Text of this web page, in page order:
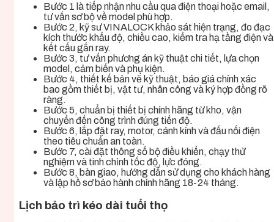
Bước 1 là tiếp nhận nhu cầu qua điện thoại hoặc email,
tư vấn sơ bộ về model phù hợp.
Bước 2, kỹ sư VINALOCK khảo sát hiện trạng, đo đạc
kích thước khẩu độ, chiều cao, kiểm tra hạ tầng điện và
kết cấu gắn ray.
Bước 3, tư vấn phương án kỹ thuật chi tiết, lựa chọn
model, cảm biến và phụ kiện.
Bước 4, thiết kế bản vẽ kỹ thuật, báo giá chính xác
bao gồm thiết bị, vật tư, nhân công và ký hợp đồng rõ
ràng.
Bước 5, chuẩn bị thiết bị chính hãng từ kho, vận
chuyển đến công trình đúng tiến độ.
Bước 6, lắp đặt ray, motor, cánh kính và đấu nối điện
theo tiêu chuẩn an toàn.
Bước 7, cài đặt thông số bộ điều khiển, chạy thử
nghiệm và tinh chỉnh tốc độ, lực đóng.
Bước 8, bàn giao, hướng dẫn sử dụng cho khách hàng
và lập hồ sơ bảo hành chính hãng 18-24 tháng.
Lịch bảo trì kéo dài tuổi thọ